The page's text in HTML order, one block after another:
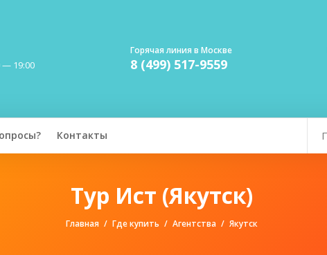
— 19:00
Горячая линия в Москве
8 (499) 517-9559
Контакты
Тур Ист (Якутск)
Главная Где купить Агентства Якутск